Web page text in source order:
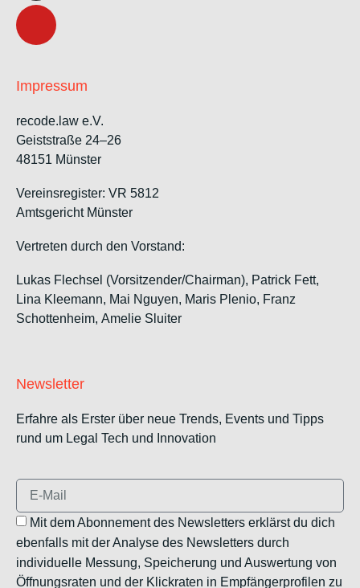
Impressum
recode.law e.V.
Geiststraße 24–26
48151 Münster
Vereinsregister: VR 5812
Amtsgericht Münster
Vertreten durch den Vorstand:
Lukas Flechsel (Vorsitzender/Chairman), Patrick Fett,
Lina Kleemann, Mai Nguyen, Maris Plenio, Franz
Schottenheim, Amelie Sluiter
Newsletter
Erfahre als Erster über neue Trends, Events und Tipps
rund um Legal Tech und Innovation
Mit dem Abonnement des Newsletters erklärst du dich
ebenfalls mit der Analyse des Newsletters durch
individuelle Messung, Speicherung und Auswertung von
Öffnungsraten und der Klickraten in Empfängerprofilen zu